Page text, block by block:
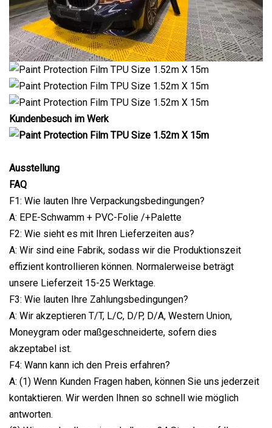
Kundenbesuch im Werk
Ausstellung
FAQ
F1: Wie lauten Ihre Verpackungsbedingungen?
A: EPE-Schwamm + PVC-Folie /+Palette
F2: Wie sieht es mit Ihren Lieferzeiten aus?
A: Wir sind eine Fabrik, sodass wir die Produktionszeit
effizient kontrollieren können. Normalerweise beträgt
unsere Lieferzeit 15-25 Werktage.
F3: Wie lauten Ihre Zahlungsbedingungen?
A: Wir akzeptieren T/T, L/C, D/P, D/A, Western Union,
Moneygram oder maßgeschneiderte, sofern dies
akzeptabel ist.
F4: Wann kann ich den Preis erfahren?
A: (1) Wenn Kunden Fragen haben, können Sie uns jederzeit
kontaktieren. Wir werden Ihnen so schnell wie möglich
antworten.